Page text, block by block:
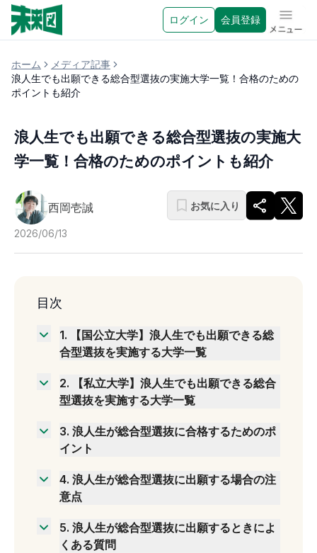
ログイン 会員登録 メニュ
ホーム
メディア記事
浪人生でも出願できる総合型選抜の実施大学一覧！合格のための
ポイントも紹介
浪人生でも出願できる総合型選抜の実施大
学一覧！合格のためのポイントも紹介
西岡壱誠
2026/06/13
お気に入り
目次
1.
【国公立大学】浪人生でも出願できる総
合型選抜を実施する大学一覧
東北地方
関東地方
中部地方
近畿地方
九州地方
2.
【私立大学】浪人生でも出願できる総合
型選抜を実施する大学一覧
東北地方
関東地方
中部地方
近畿地方
九州地方
3. 浪人生が総合型選抜に合格するためのポ
イント
浪人生としての期間をプラスに変えてアピール
志望する学部・学科に関連する資格・検定を取
得する
4. 浪人生が総合型選抜に出願する場合の注
意点
浪人した理由を聞かれた場合の対策を必ずする
5. 浪人生が総合型選抜に出願するときによ
くある質問